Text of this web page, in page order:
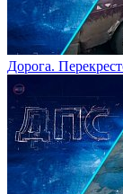
Дорога.